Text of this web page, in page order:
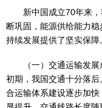
新中国成立70年来
断巩固，能源供给能力
持续发展提供了坚实保障
（一）交通运输发
初期，我国交通十分落
合运输体系建设逐步加